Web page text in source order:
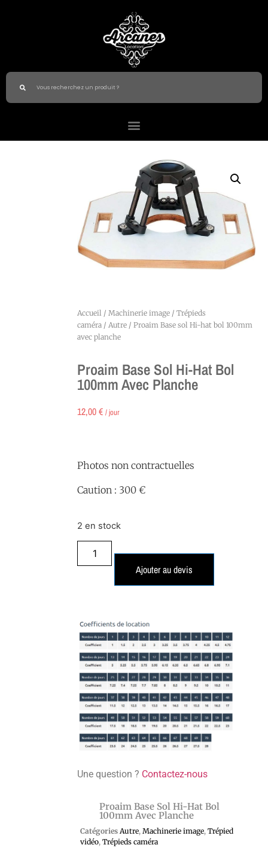
Accueil / Machinerie image / Trépieds
caméra / Autre / Proaim Base sol Hi-hat bol 100mm
avec planche
Proaim Base Sol Hi-Hat Bol
100mm Avec Planche
12,00€ / jour
Photos non contractuelles
Caution : 300 €
2 en stock
Ajouter au devis
Une question ? Contactez-nous
Proaim Base Sol Hi-Hat Bol
100mm Avec Planche
Catégories Autre, Machinerie image, Trépied
vidéo, Trépieds caméra